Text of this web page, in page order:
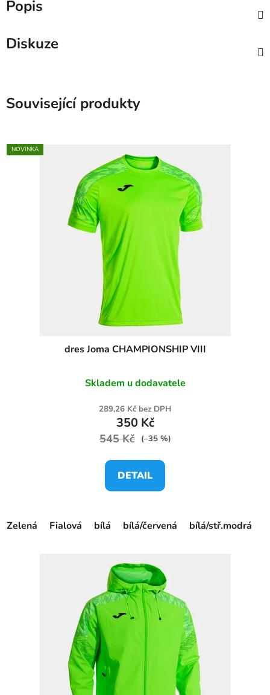
Popis
Diskuze
Související produkty
NOVINKA
dres Joma CHAMPIONSHIP VIII
Skladem u dodavatele
289,26 Kč bez DPH
350 Kč
545 Kč (–35 %)
DETAIL
Zelená Fialová bílá bílá/červená bílá/stř.modrá